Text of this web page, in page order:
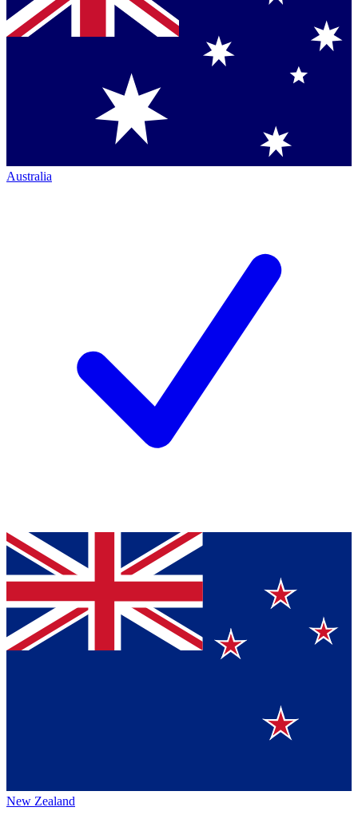
Australia
New Zealand